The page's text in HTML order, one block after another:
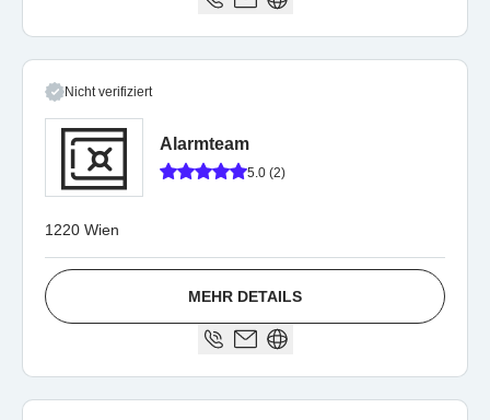
Nicht verifiziert
Alarmteam
5.0 (2)
1220 Wien
MEHR DETAILS